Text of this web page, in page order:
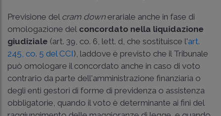
Previsione del cram down erariale anche in fase di
omologazione del concordato nella liquidazione
giudiziale (art. 39, co. 6, lett. d, che sostituisce l'art.
245, co. 5 del CCI), laddove è previsto che il Tribunale
può omologare il concordato anche in caso di voto
contrario da parte dell'amministrazione finanziaria o
degli enti gestori di forme di previdenza o assistenza
obbligatorie, quando il voto è determinante ai fini del